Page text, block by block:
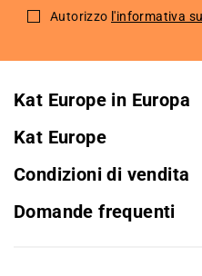
for
Autorizzo l'informativa
Kat Europe in Europa
Kat Europe
Condizioni di vendita
Domande frequenti